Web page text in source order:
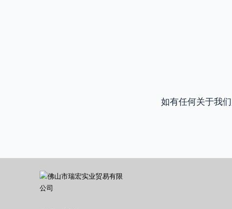
如有任何关于我